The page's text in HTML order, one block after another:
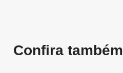
Confira também